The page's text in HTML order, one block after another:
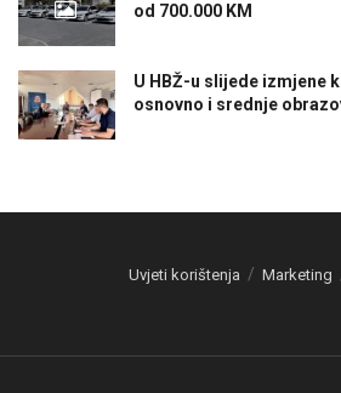
od 700.000 KM
U HBŽ-u slijede izmjene
osnovno i srednje
Uvjeti korištenja Marketing